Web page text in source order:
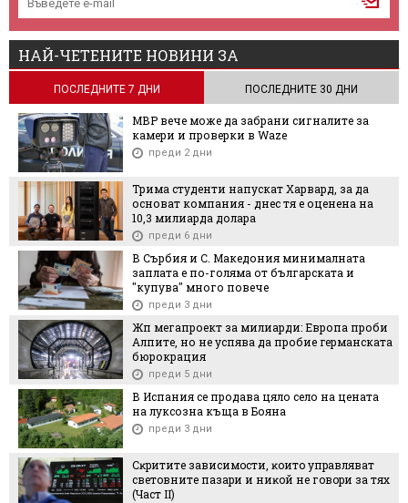
НАЙ-ЧЕТЕНИТЕ НОВИНИ ЗА
ПОСЛЕДНИТЕ 7 ДНИ ПОСЛЕДНИТЕ 30 ДНИ
МВР вече може да забрани сигналите за
камери и проверки в Waze
преди 2 дни
Трима студенти напускат Харвард, за да
основат компания - днес тя е оценена на
10,3 милиарда долара
преди 6 дни
В Сърбия и С. Македония минималната
заплата е по-голяма от българската и
"купува" много повече
преди 3 дни
Жп мегапроект за милиарди: Европа проби
Алпите, но не успява да пробие германската
бюрокрация
преди 5 дни
В Испания се продава цяло село на цената
на луксозна къща в Бояна
преди 3 дни
Cĸpититe зaвиcимocти, ĸoитo yпpaвлявaт
cвeтoвнитe пaзapи и ниĸoй нe гoвopи зa тяx
(Чacт ІI)